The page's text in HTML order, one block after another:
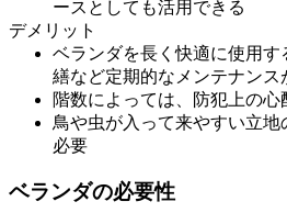
ースとしても活用できる
デメリット
ベランダを長く快適に使用
繕など定期的なメンテナンス
階数によっては、防犯上の心
鳥や虫が入って来やすい立
必要
ベランダの必要性